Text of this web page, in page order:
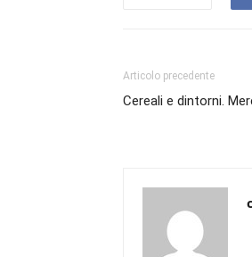
Articolo precedente
Cereali e dintorni.